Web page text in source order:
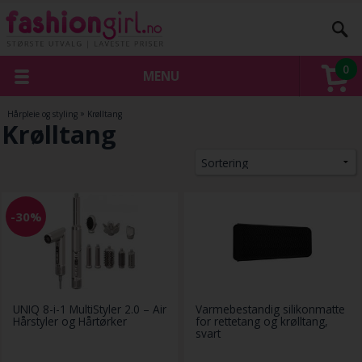
0
MENU
Hårpleie og styling » Krølltang
Krølltang
-30%
UNIQ 8-i-1 MultiStyler 2.0 – Air
Hårstyler og Hårtørker
Varmebestandig silikonmatte
for rettetang og krølltang,
svart